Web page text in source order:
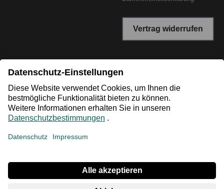
Vertrag widerrufen
*Niedrigster Gesamtpreis der letzten 30 Tage vor der